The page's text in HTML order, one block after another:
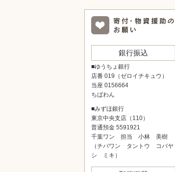
銀行振込
■ゆうちょ銀行
店番 019（ゼロイチキュウ）
当座 0156664
ちばわん
■みずほ銀行
東京中央支店（110）
普通預金 5591921
千葉ワン 担当 小林 美樹
（チバワン タントウ コバヤ
シ ミキ）